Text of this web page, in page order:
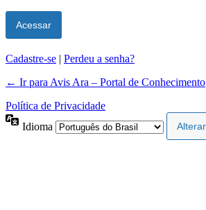
Cadastre-se | Perdeu a senha?
← Ir para Avis Ara – Portal de Conhecimento
Política de Privacidade
Idioma